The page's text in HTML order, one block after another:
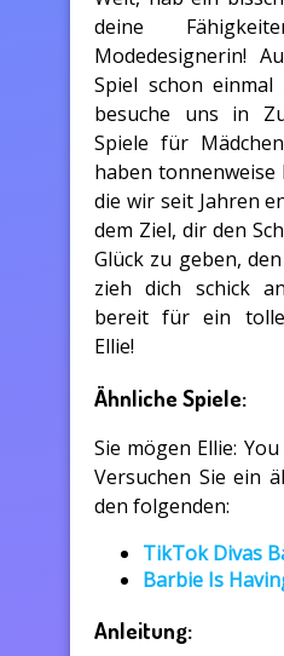
deine
Modedesignerin!
Spiel schon einmal
besuche uns in
Spiele für
haben tonnenweise
die wir seit Jahren
dem Ziel, dir den
Glück zu geben,
zieh dich schick
bereit für ein
Ellie!
Ähnliche Spiele:
Sie mögen Ellie:
Versuchen Sie ein
den folgenden:
TikTok Divas
Barbie Is
Anleitung: